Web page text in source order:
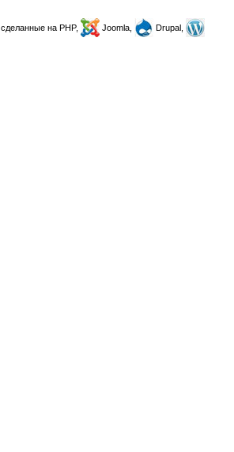
, сделанные на PHP, Joomla,
Drupal,